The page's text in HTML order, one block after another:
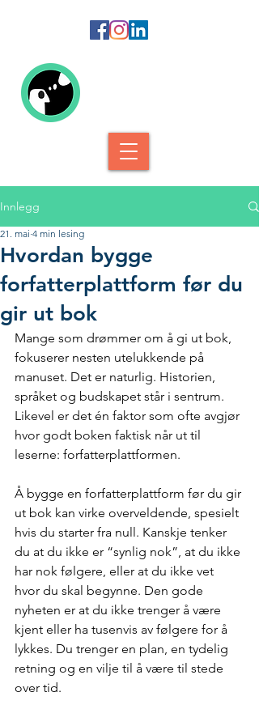
Innlegg
Hvordan bygge
forfatterplattform før du
gir ut bok
21. mai 4 min lesing
Mange som drømmer om å gi ut bok,
fokuserer nesten utelukkende på
manuset. Det er naturlig. Historien,
språket og budskapet står i sentrum.
Likevel er det én faktor som ofte avgjør
hvor godt boken faktisk når ut til
leserne: forfatterplattformen.
Å bygge en forfatterplattform før du gir
ut bok kan virke overveldende, spesielt
hvis du starter fra null. Kanskje tenker
du at du ikke er “synlig nok”, at du ikke
har nok følgere, eller at du ikke vet
hvor du skal begynne. Den gode
nyheten er at du ikke trenger å være
kjent eller ha tusenvis av følgere for å
lykkes. Du trenger en plan, en tydelig
retning og en vilje til å være til stede
over tid.